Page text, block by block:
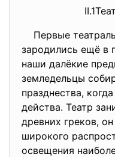
II.1Театр
Первые
зародились ещё в
наши далёкие
земледельцы
празднества,
действа. Театр
древних греков,
широкого
освещения